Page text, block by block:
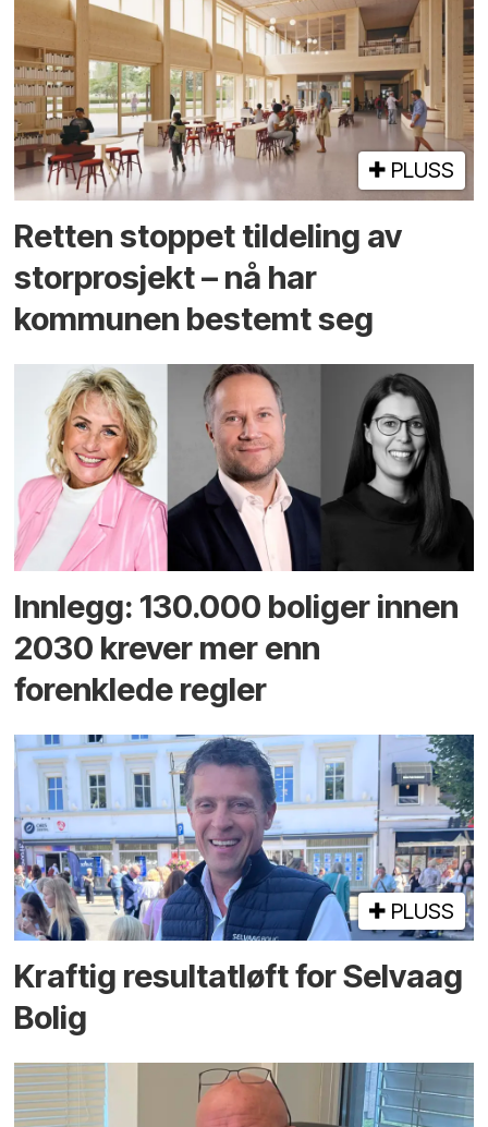
PLUSS
Retten stoppet tildeling av
storprosjekt – nå har
kommunen bestemt seg
Innlegg: 130.000 boliger innen
2030 krever mer enn
forenklede regler
PLUSS
Kraftig resultatløft for Selvaag
Bolig